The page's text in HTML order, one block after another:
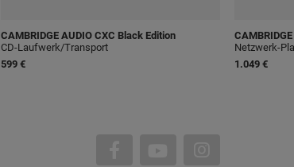
CAMBRIDGE AUDIO CXC Black Edition
CD-Laufwerk/Transport
599 €
Netzwerk-
1.049 €